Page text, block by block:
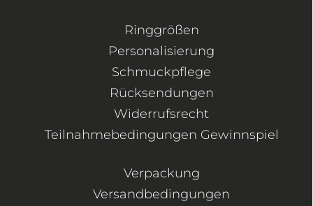
Ringgrößen
Personalisierung
Schmuckpflege
Rücksendungen
Widerrufsrecht
Teilnahmebedingungen Gewinnspiel
Verpackung
Versandbedingungen